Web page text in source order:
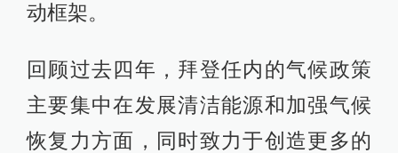
动框架。
回顾过去四年，拜登任内的气候政策
主要集中在发展清洁能源和加强气候
恢复力方面，同时致力于创造更多的